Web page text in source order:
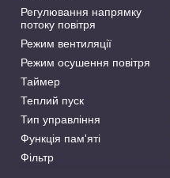
Регулювання напрямку
потоку повітря
Режим вентиляції
Режим осушення повітря
Таймер
Теплий пуск
Тип управління
Функція пам'яті
Фільтр